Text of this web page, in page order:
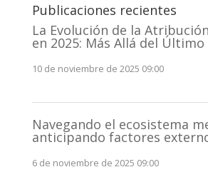
Publicaciones recientes
La Evolución de la
en 2025: Más Allá del Último
10 de noviembre de 2025 09:00
Navegando el ecosistema
anticipando factores
6 de noviembre de 2025 09:00